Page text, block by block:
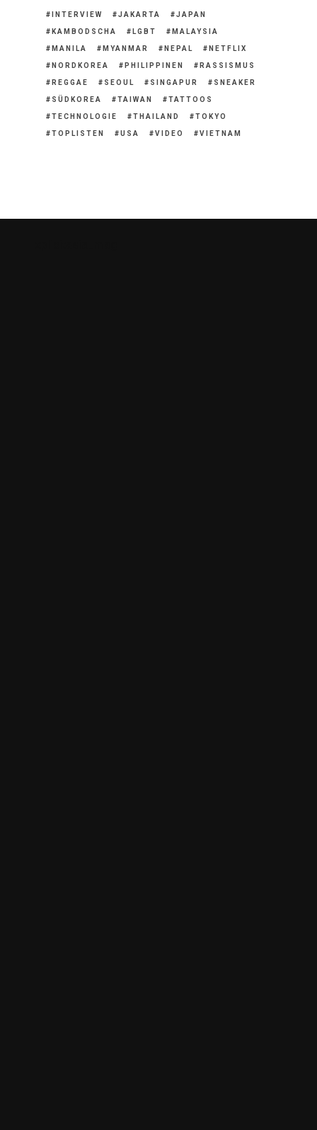
INTERVIEW JAKARTA JAPAN
KAMBODSCHA LGBT MALAYSIA
MANILA MYANMAR NEPAL NETFLIX
NORDKOREA PHILIPPINEN RASSISMUS
REGGAE SEOUL SINGAPUR SNEAKER
SÜDKOREA TAIWAN TATTOOS
TECHNOLOGIE THAILAND TOKYO
TOPLISTEN USA VIDEO VIETNAM